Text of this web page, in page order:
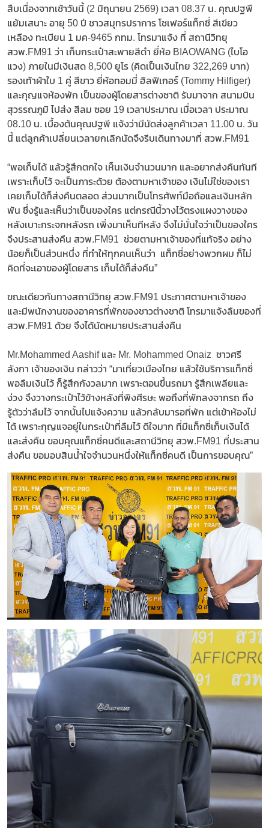
สืบเนื่องจากเช้าวันนี้ (2 มิถุนายน 2569) เวลา 08.37 น. คุณปฐพี
แย้มเสนาะ อายุ 50 ปี ชาวสมุทรปราการ โชเฟอร์แท็กซี่ สีเขียว
เหลือง ทะเบียน 1 มค-9465 กทม. โทรมาแจ้ง ที่ สถานีวิทยุ
สวพ.FM91 ว่า เก็บกระเป๋าสะพายสีดำ ยี่ห้อ BIAOWANG (ไบโอ
แวง) ภายในมีเงินสด 8,500 ยูโร (คิดเป็นเงินไทย 322,269 บาท)
รองเท้าผ้าใบ 1 คู่ สีขาว ยี่ห้อทอมมี่ ฮิลฟิเกอร์ (Tommy Hilfiger)
และกุญแจห้องพัก เป็นของผู้โดยสารต่างชาติ รับมาจาก สนามบิน
สุวรรณภูมิ ไปส่ง สีลม ซอย 19 เวลาประมาณ เมื่อเวลา ประมาณ
08.10 น. เบื้องต้นคุณปฐพี แจ้งว่ามีนัดส่งลูกค้าเวลา 11.00 น. วัน
นี้ แต่ลูกค้าเปลี่ยนเวลายกเลิกนัดจึงรีบเดินทางมาที่ สวพ.FM91
“พอเก็บได้ แล้วรู้สึกตกใจ เห็นเงินจำนวนมาก และอยากส่งคืนทันที
เพราะเก็บไว้ จะเป็นภาระด้วย ต้องตามหาเจ้าของ เงินไม่ใช่ของเรา
เคยเก็บได้ก็ส่งคืนตลอด ส่วนมากเป็นโทรศัพท์มือถือและเงินหลัก
พัน ซึ่งรู้และเห็นว่าเป็นของใคร แต่กรณีนี้วางไว้ตรงแผงวางของ
หลังเบาะกระจกหลังรถ เพิ่งมาเห็นทีหลัง จึงไม่มั่นใจว่าเป็นของใคร
จึงประสานส่งคืน สวพ.FM91 ช่วยตามหาเจ้าของที่แท้จริง อย่าง
น้อยก็เป็นส่วนหนึ่ง ที่ทำให้ทุกคนเห็นว่า แท็กซี่อย่างพวกผม ก็ไม่
คิดที่จะเอาของผู้โดยสาร เก็บได้ก็ส่งคืน”
ขณะเดียวกันทางสถานีวิทยุ สวพ.FM91 ประกาศตามหาเจ้าของ
และมีพนักงานของอาคารที่พักของชาวต่างชาติ โทรมาแจ้งลืมของที่
สวพ.FM91 ด้วย จึงได้นัดหมายประสานส่งคืน
Mr.Mohammed Aashif และ Mr. Mohammed Onaiz ชาวศรี
ลังกา เจ้าของเงิน กล่าวว่า “มาเที่ยวเมืองไทย แล้วใช้บริการแท็กซี่
พอลืมเงินไว้ ก็รู้สึกกังวลมาก เพราะตอนขึ้นรถมา รู้สึกเพลียและ
ง่วง จึงวางกระเป๋าไว้ข้างหลังที่พิงศีรษะ พอถึงที่พักลงจากรถ ถึง
รู้ตัวว่าลืมไว้ จากนั้นไปแจ้งความ แล้วกลับมารอที่พัก แต่เข้าห้องไม่
ได้ เพราะกุญแจอยู่ในกระเป๋าที่ลืมไว้ ดีใจมาก ที่มีแท็กซี่เก็บเงินได้
และส่งคืน ขอบคุณแท็กซี่คนดีและสถานีวิทยุ สวพ.FM91 ที่ประสาน
ส่งคืน ขอมอบสินน้ำใจจำนวนหนึ่งให้แท็กซี่คนดี เป็นการขอบคุณ”